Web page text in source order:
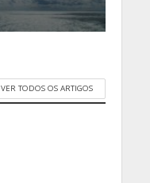
VER TODOS OS ARTIGOS